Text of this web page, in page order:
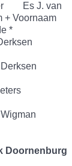
Es J.
+
*